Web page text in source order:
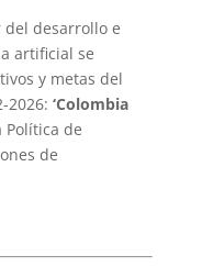
del desarrollo e
artificial se
y metas del
2026: ‘Colombia
de
de